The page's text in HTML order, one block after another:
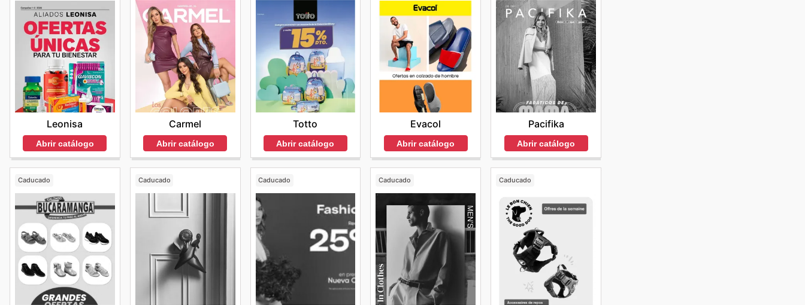
Leonisa
Abrir catálogo
Carmel
Abrir catálogo
Totto
Abrir catálogo
Evacol
Abrir catálogo
Pacifika
Abrir catálogo
Caducado Caducado Caducado Caducado Caducado